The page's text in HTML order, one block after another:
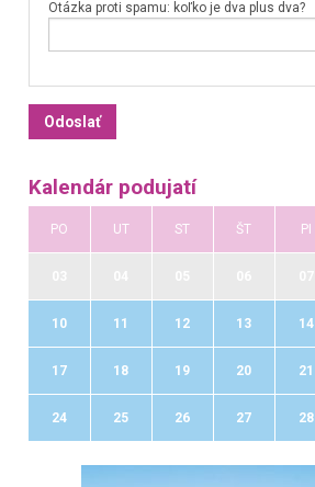
Otázka proti spamu: koľko je dva plus dva?
Kalendár podujatí
PO UT ST ŠT PI
10 11 12 13 14
17 18 19 20 21
24 25 26 27 28